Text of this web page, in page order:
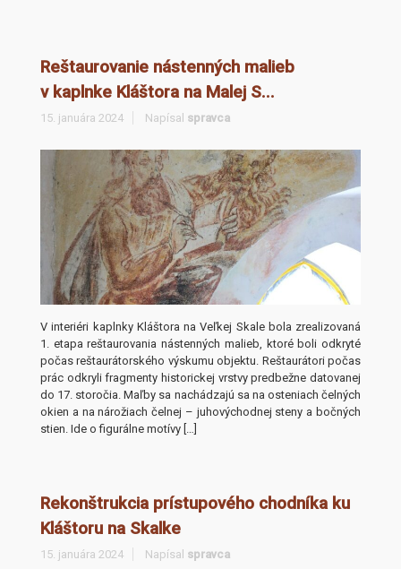
Reštaurovanie nástenných malieb
v kaplnke Kláštora na Malej S...
15. januára 2024 Napísal spravca
V interiéri kaplnky Kláštora na Veľkej Skale bola zrealizovaná
1. etapa reštaurovania nástenných malieb, ktoré boli odkryté
počas reštaurátorského výskumu objektu. Reštaurátori počas
prác odkryli fragmenty historickej vrstvy predbežne datovanej
do 17. storočia. Maľby sa nachádzajú sa na osteniach čelných
okien a na nárožiach čelnej – juhovýchodnej steny a bočných
stien. Ide o figurálne motívy […]
Rekonštrukcia prístupového chodníka ku
Kláštoru na Skalke
15. januára 2024 Napísal spravca